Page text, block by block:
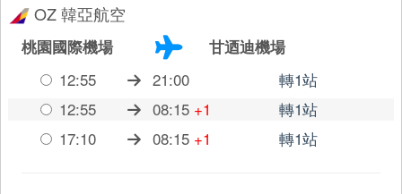
OZ 韓亞航空
桃園國際機場
甘迺迪機場
12:55
21:00
轉1站
12:55
08:15 +1
轉1站
17:10
08:15 +1 轉1站